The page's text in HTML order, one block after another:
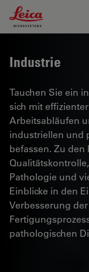
Leica
Industrie
Tauchen Sie ein
sich mit
Arbeitsabläufen
industriellen und
befassen. Zu
Pathologie und
Einblicke in den
Verbesserung
pathologischen